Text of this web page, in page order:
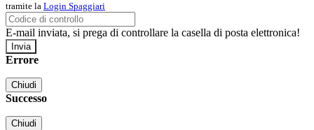
tramite la Login Spaggiari
E-mail inviata, si prega di controllare la casella di posta elettronica!
Errore
Chiudi
Successo
Chiudi